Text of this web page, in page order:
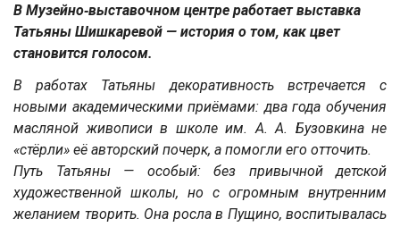
В Музейно‑выставочном центре работает выставка
Татьяны Шишкаревой — история о том, как цвет
становится голосом.
В работах Татьяны декоративность встречается с
новыми академическими приёмами: два года обучения
масляной живописи в школе им. А. А. Бузовкина не
«стёрли» её авторский почерк, а помогли его отточить.
Путь Татьяны — особый: без привычной детской
художественной школы, но с огромным внутренним
желанием творить. Она росла в Пущино, воспитывалась